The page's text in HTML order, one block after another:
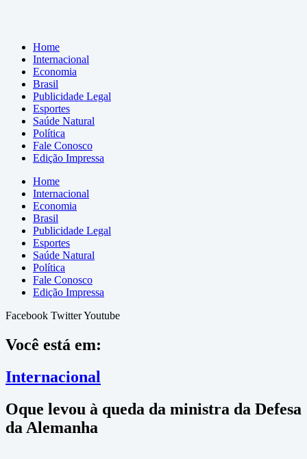
Home
Internacional
Economia
Brasil
Publicidade Legal
Esportes
Saúde Natural
Política
Fale Conosco
Edição Impressa
Home
Internacional
Economia
Brasil
Publicidade Legal
Esportes
Saúde Natural
Política
Fale Conosco
Edição Impressa
Facebook TwitterYoutube
Você está em:
Internacional
Oque levou à queda da ministra da Defesa
da Alemanha